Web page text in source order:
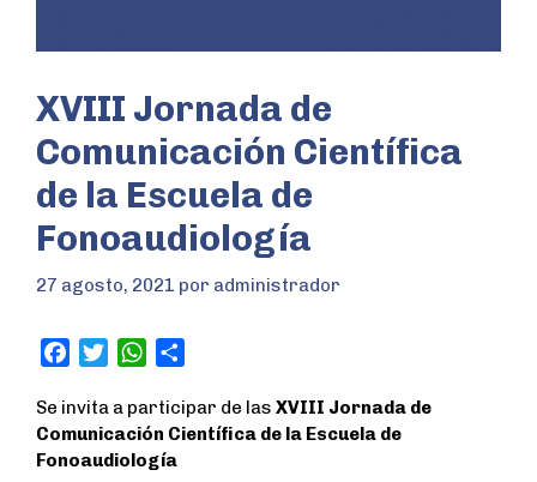
XVIII Jornada de
Comunicación Científica
de la Escuela de
Fonoaudiología
27 agosto, 2021 por administrador
c
e
b
i
t
t
W
a
t
s
a
r
Se invita a participar de las XVIII Jornada de
Comunicación Científica de la Escuela de
Fonoaudiología